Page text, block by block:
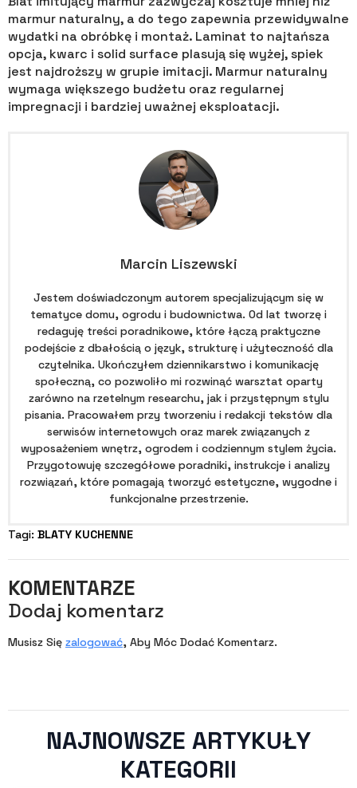
marmur naturalny, a do tego zapewnia przewidywalne
wydatki na obróbkę i montaż. Laminat to najtańsza
opcja, kwarc i solid surface plasują się wyżej, spiek
jest najdroższy w grupie imitacji. Marmur naturalny
wymaga większego budżetu oraz regularnej
impregnacji i bardziej uważnej eksploatacji.
Marcin Liszewski
Jestem doświadczonym autorem specjalizującym się w
tematyce domu, ogrodu i budownictwa. Od lat tworzę i
redaguję treści poradnikowe, które łączą praktyczne
podejście z dbałością o język, strukturę i użyteczność dla
czytelnika. Ukończyłem dziennikarstwo i komunikację
społeczną, co pozwoliło mi rozwinąć warsztat oparty
zarówno na rzetelnym researchu, jak i przystępnym stylu
pisania. Pracowałem przy tworzeniu i redakcji tekstów dla
serwisów internetowych oraz marek związanych z
wyposażeniem wnętrz, ogrodem i codziennym stylem życia.
Przygotowuję szczegółowe poradniki, instrukcje i analizy
rozwiązań, które pomagają tworzyć estetyczne, wygodne i
funkcjonalne przestrzenie.
Tagi: BLATY KUCHENNE
KOMENTARZE
Dodaj komentarz
Musisz Się zalogować, Aby Móc Dodać Komentarz.
NAJNOWSZE ARTYKUŁY
KATEGORII